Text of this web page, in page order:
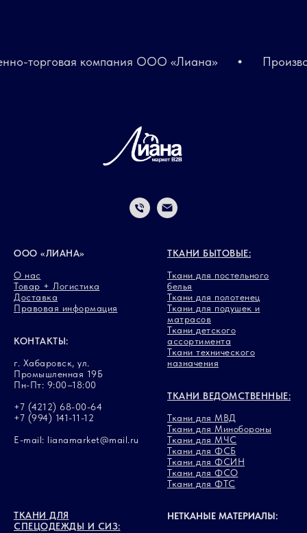
торговая компания ООО «Лиана»
ООО «ЛИАНА»
О нас
Товар + Логистика
Доставка
Правовая информация
КОНТАКТЫ:
г. Хабаровск, ул.
Промышленная 19Б
Пн-Пт: 9:00–18:00
+7 (4212) 68-00-64
+7 (994) 141-11-12
E-mail: lianamarket@mail.ru
ТКАНИ БЫТОВЫЕ:
Ткани для постельного
белья
Ткани для полотенец
Ткани для подушек и
матрасов
Ткани детского
ассортимента
Ткани технического
назначения
ТКАНИ ВЕДОМСТВЕННЫЕ:
Ткани для МВД
Ткани для Минобороны
Ткани для МЧС
Ткани для ФСБ
Ткани для ФСИН
Ткани для ФСО
Ткани для ФТС
ТКАНИ ДЛЯ
СПЕЦОДЕЖДЫ И СИЗ:
НЕТКАНЫЕ МАТЕРИАЛЫ: